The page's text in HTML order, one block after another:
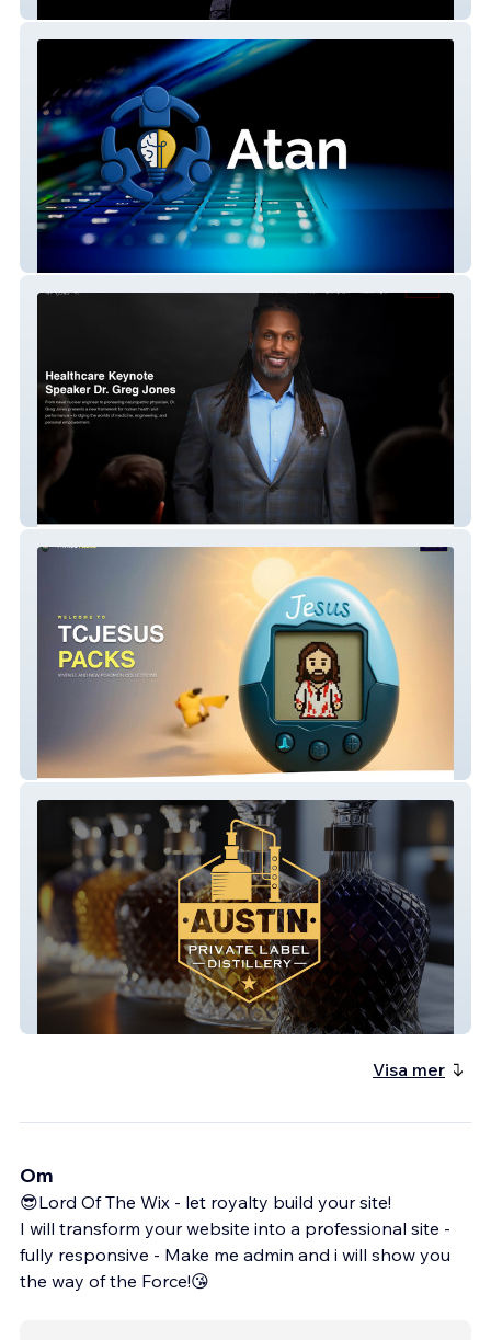
Dr. Greg Jones
Tcjesus Packs
Austin Private Label Distillery
Visa mer
Om
😎Lord Of The Wix - let royalty build your site!
I will transform your website into a professional site -
fully responsive - Make me admin and i will show you
the way of the Force!😘